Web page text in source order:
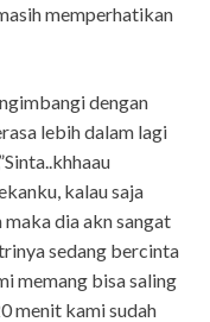
memperhatikan
dengan
lebih dalam lagi
kalau saja
dia akn sangat
sedang bercinta
memang bisa saling
menit kami sudah